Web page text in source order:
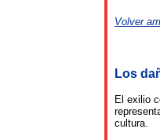
Volver
Los
El exilio
cultura.